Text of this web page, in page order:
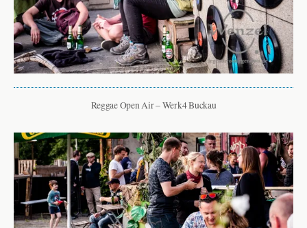
Reggae Open Air – Werk4 Buckau